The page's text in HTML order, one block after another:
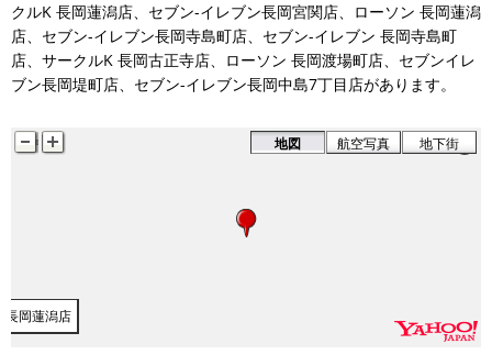
クルK 長岡蓮潟店、セブン-イレブン長岡宮関店、ローソン 長岡蓮潟
店、セブン-イレブン長岡寺島町店、セブン-イレブン 長岡寺島町
店、サークルK 長岡古正寺店、ローソン 長岡渡場町店、セブンイレ
ブン長岡堤町店、セブン-イレブン長岡中島7丁目店があります。
長岡蓮潟店
地図 航空写真 地下街